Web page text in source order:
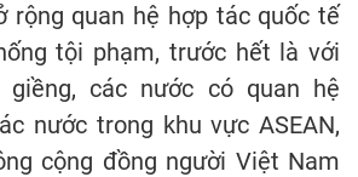
rộng quan hệ hợp tác quốc tế
tội phạm, trước hết là với
giềng, các nước có quan hệ
nước trong khu vực ASEAN,
cộng đồng người Việt Nam